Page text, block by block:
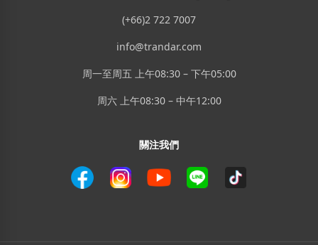
(+66)2 722 7007
info@trandar.com
周一至周五 上午08:30 – 下午05:00
周六 上午08:30 – 中午12:00
關注我們